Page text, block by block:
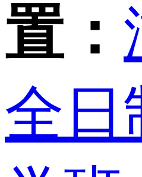
置：
全日